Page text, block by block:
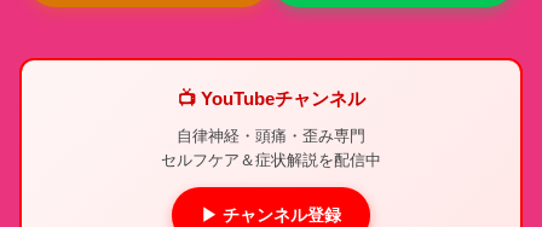
📺 YouTubeチャンネル
自律神経・頭痛・歪み専門
セルフケア＆症状解説を配信中
▶ チャンネル登録